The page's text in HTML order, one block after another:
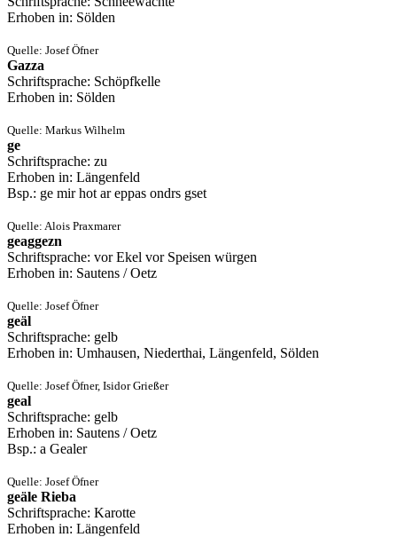
Erhoben in: Sölden
Quelle: Josef Öfner
Gazza
Schriftsprache: Schöpfkelle
Erhoben in: Sölden
Quelle: Markus Wilhelm
ge
Schriftsprache: zu
Erhoben in: Längenfeld
Bsp.: ge mir hot ar eppas ondrs gset
Quelle: Alois Praxmarer
geaggezn
Schriftsprache: vor Ekel vor Speisen würgen
Erhoben in: Sautens / Oetz
Quelle: Josef Öfner
geäl
Schriftsprache: gelb
Erhoben in: Umhausen, Niederthai, Längenfeld, Sölden
Quelle: Josef Öfner, Isidor Grießer
geal
Schriftsprache: gelb
Erhoben in: Sautens / Oetz
Bsp.: a Gealer
Quelle: Josef Öfner
geäle Rieba
Schriftsprache: Karotte
Erhoben in: Längenfeld